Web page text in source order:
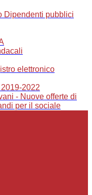
Dipendenti pubblici
elettronico
2022
- Nuove offerte di
per il sociale